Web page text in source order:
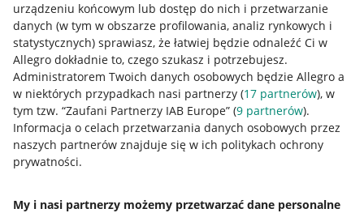
urządzeniu końcowym lub dostęp do nich i przetwarzanie
danych (w tym w obszarze profilowania, analiz rynkowych i
statystycznych) sprawiasz, że łatwiej będzie odnaleźć Ci w
Allegro dokładnie to, czego szukasz i potrzebujesz.
Administratorem Twoich danych osobowych będzie Allegro a
w niektórych przypadkach nasi partnerzy (17 partnerów), w
tym tzw. “Zaufani Partnerzy IAB Europe” (9 partnerów).
Informacja o celach przetwarzania danych osobowych przez
naszych partnerów znajduje się w ich politykach ochrony
prywatności.
My i nasi partnerzy możemy przetwarzać dane personalne
Przydatne informacje
Jak to działa